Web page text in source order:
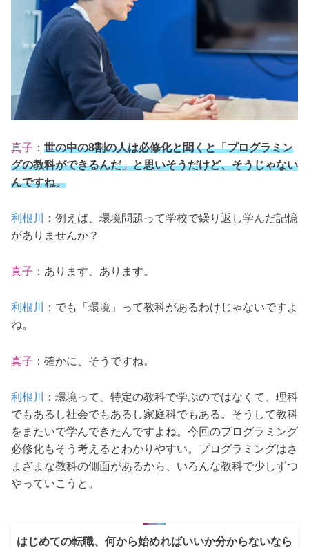
真子 ： 世の中の8割の人は必修化と聞くと「プログラミン
グの教科ができるんだ」と思いそうだけど、そうじゃない
んですね。
利根川
：例えば、環境問題って学校で繰り返し学んだ記憶
がありませんか？
真子 ：あります、あります。
利根川
：でも「環境」って教科があるわけじゃないですよ
ね。
真子 ：確かに、そうですね。
利根川
：環境って、特定の教科で学ぶのではなくて、理科
でもあるし社会でもあるし家庭科でもある。そうして教科
をまたいで学んできたんですよね。今回のプログラミング
必修化もそう考えるとわかりやすい。プログラミングはさ
まざまな教科の側面があるから、いろんな教科で少しずつ
やっていこうと。
はじめての転職、何から始めればいいか分からないなら